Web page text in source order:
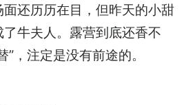
还历历在目，但昨天的小甜
牛夫人。露营到底还香不
”，注定是没有前途的。